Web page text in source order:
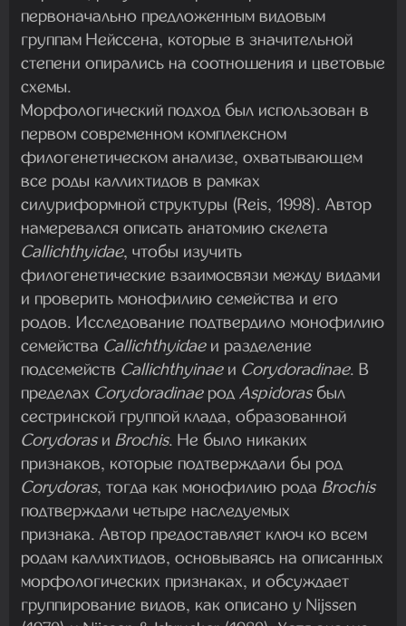
первоначально предложенным видовым
группам Нейссена, которые в значительной
степени опирались на соотношения и цветовые
схемы.
Морфологический подход был использован в
первом современном комплексном
филогенетическом анализе, охватывающем
все роды каллихтидов в рамках
силуриформной структуры (Reis, 1998). Автор
намеревался описать анатомию скелета
Callichthyidae, чтобы изучить
филогенетические взаимосвязи между видами
и проверить монофилию семейства и его
родов. Исследование подтвердило монофилию
семейства Callichthyidae и разделение
подсемейств Callichthyinae и Corydoradinae. В
пределах Corydoradinae род Aspidorasбыл
сестринской группой клада, образованной
Corydorasи Brochis. Не было никаких
признаков, которые подтверждали бы род
Corydoras, тогда как монофилию рода Brochis
подтверждали четыре наследуемых
признака. Автор предоставляет ключ ко всем
родам каллихтидов, основываясь на описанных
морфологических признаках, и обсуждает
группирование видов, как описано у Nijssen